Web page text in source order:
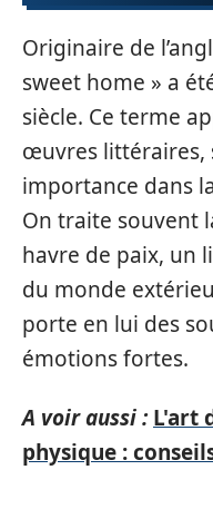
Originaire de
sweet home » a
siècle. Ce terme
œuvres littéraires,
importance dans
On traite souvent
havre de paix, un
du monde
porte en lui des
émotions fortes.
A voir aussi : L'art
physique :